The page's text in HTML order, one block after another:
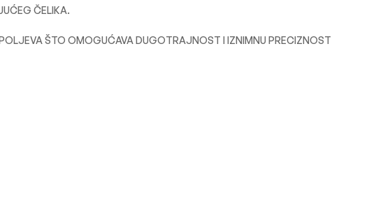
ČELIKA.
ŠTO OMOGUĆAVA DUGOTRAJNOST I IZNIMNU PRECIZNOST